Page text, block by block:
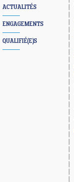
ACTUALITÉS
ENGAGEMENTS
QUALIFIÉ(E)S